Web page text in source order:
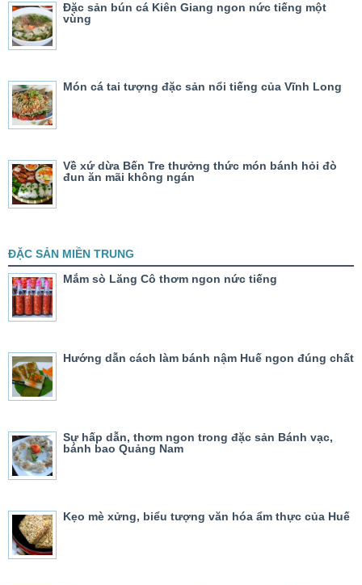
Đặc sản bún cá Kiên Giang ngon nức tiếng một
vùng
Món cá tai tượng đặc sản nổi tiếng của Vĩnh Long
Về xứ dừa Bến Tre thưởng thức món bánh hỏi đò
đun ăn mãi không ngán
ĐẶC SẢN MIỀN TRUNG
Mắm sò Lăng Cô thơm ngon nức tiếng
Hướng dẫn cách làm bánh nậm Huế ngon đúng chất
Sự hấp dẫn, thơm ngon trong đặc sản Bánh vạc,
bánh bao Quảng Nam
Kẹo mè xửng, biểu tượng văn hóa ẩm thực của Huế